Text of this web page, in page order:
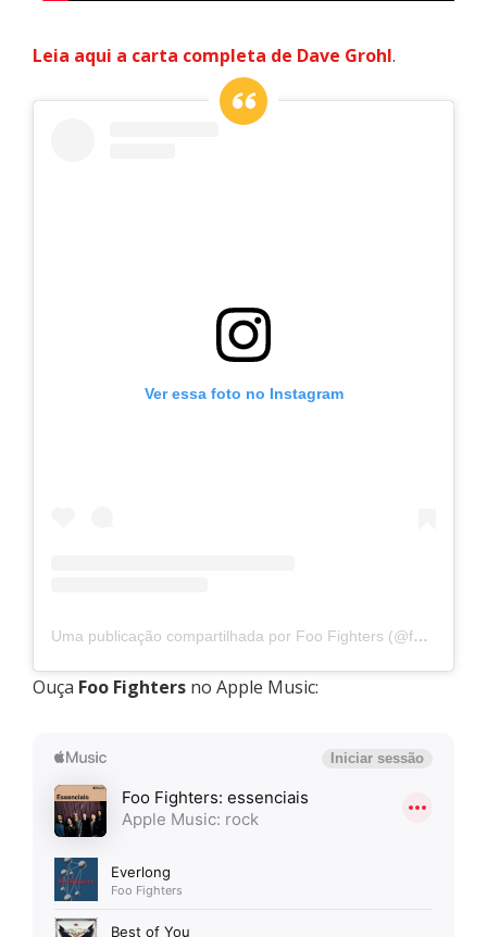
Leia aqui a carta completa de Dave Grohl.
Ver essa foto no Instagram
Uma publicação compartilhada por Foo Fighters (@foofighters)
Ouça Foo Fighters no Apple Music: